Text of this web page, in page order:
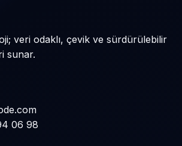
veri odaklı, çevik ve sürdürülebilir
sunar.
06 98